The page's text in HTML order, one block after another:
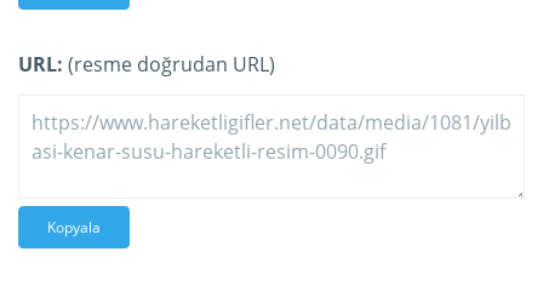
URL: (resme doğrudan URL)
Kopyala